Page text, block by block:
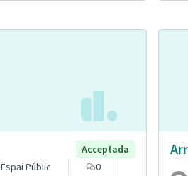
Acceptada
Espai Públic
0